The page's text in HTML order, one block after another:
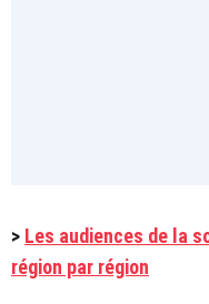
> Les audiences de la
région par région